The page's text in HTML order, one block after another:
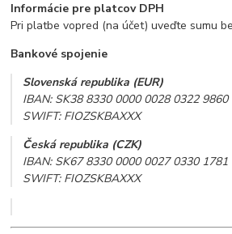
Informácie pre platcov DPH
Pri platbe vopred (na účet) uveďte sumu
Bankové spojenie
Slovenská republika (EUR)
IBAN: SK38 8330 0000 0028 0322 9860
SWIFT: FIOZSKBAXXX
Česká republika (CZK)
IBAN: SK67 8330 0000 0027 0330 1781
SWIFT: FIOZSKBAXXX